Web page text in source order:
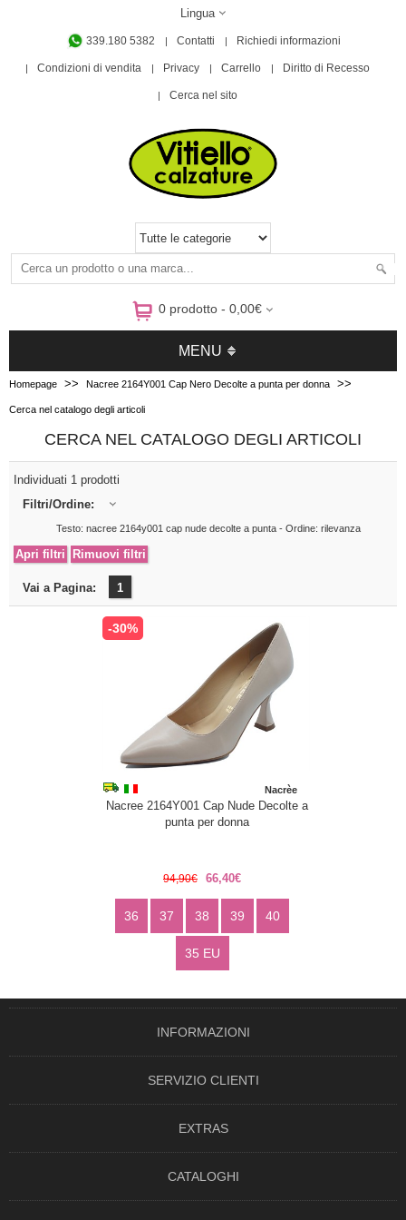
Lingua
339.180 5382 Contatti Richiedi informazioni
Condizioni di vendita Privacy Carrello Diritto di Recesso
Cerca nel sito
0 prodotto - 0,00€
MENU
Homepage >> Nacree 2164Y001 Cap Nero Decolte a punta per donna >>
Cerca nel catalogo degli articoli
CERCA NEL CATALOGO DEGLI ARTICOLI
Individuati 1 prodotti
Filtri/Ordine:
Testo: nacree 2164y001 cap nude decolte a punta - Ordine: rilevanza
Vai a Pagina: 1
-30%
Nacrèe
Nacree 2164Y001 Cap Nude Decolte a
punta per donna
94,90€ 66,40€
36 37 38 39 40
35 EU
INFORMAZIONI
SERVIZIO CLIENTI
EXTRAS
CATALOGHI